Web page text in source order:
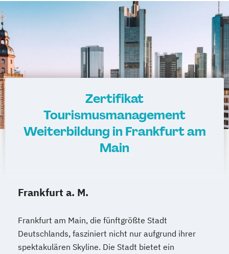
Zertifikat
Tourismusmanagement
Weiterbildung in Frankfurt am
Main
Frankfurt a. M.
Frankfurt am Main, die fünftgrößte Stadt
Deutschlands, fasziniert nicht nur aufgrund ihrer
spektakulären Skyline. Die Stadt bietet ein